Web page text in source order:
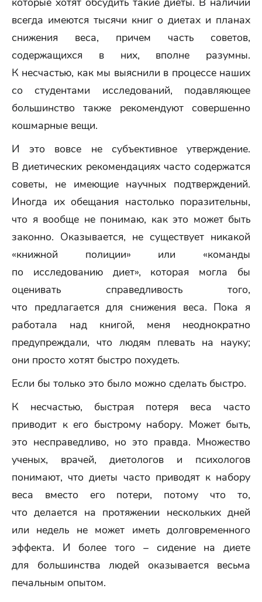
всегда имеются тысячи книг о диетах и планах
снижения веса, причем часть советов,
содержащихся в них, вполне разумны.
К несчастью, как мы выяснили в процессе наших
со студентами исследований, подавляющее
большинство также рекомендуют совершенно
кошмарные вещи.
И это вовсе не субъективное утверждение.
В диетических рекомендациях часто содержатся
советы, не имеющие научных подтверждений.
Иногда их обещания настолько поразительны,
что я вообще не понимаю, как это может быть
законно. Оказывается, не существует никакой
«книжной полиции» или «команды
по исследованию диет», которая могла бы
оценивать справедливость того,
что предлагается для снижения веса. Пока я
работала над книгой, меня неоднократно
предупреждали, что людям плевать на науку;
они просто хотят быстро похудеть.
Если бы только это было можно сделать быстро.
К несчастью, быстрая потеря веса часто
приводит к его быстрому набору. Может быть,
это несправедливо, но это правда. Множество
ученых, врачей, диетологов и психологов
понимают, что диеты часто приводят к набору
веса вместо его потери, потому что то,
что делается на протяжении нескольких дней
или недель не может иметь долговременного
эффекта. И более того – сидение на диете
для большинства людей оказывается весьма
печальным опытом.